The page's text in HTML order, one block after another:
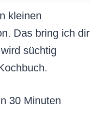
kleinen
Das bring ich dir
süchtig
30 Minuten